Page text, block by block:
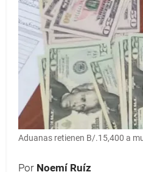
Aduanas retienen B/.15,400 a
Por Noemí Ruíz